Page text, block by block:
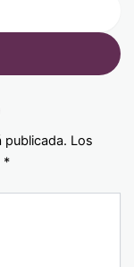
publicada. Los
*